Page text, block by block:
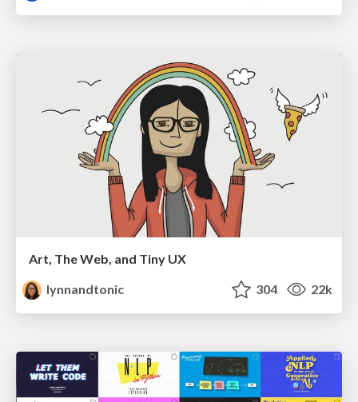
Art, The Web, and Tiny UX
lynnandtonic
304 22k